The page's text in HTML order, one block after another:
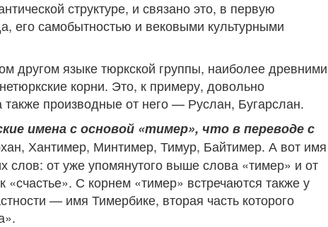
структуре, и связано это, в первую
его самобытностью и вековыми культурными
другом языке тюркской группы, наиболее древними
корни. Это, к примеру, довольно
производные от него — Руслан, Бугарслан.
имена с основой «тимер», что в переводе с
Хантимер, Минтимер, Тимур, Байтимер. А вот имя
слов: от уже упомянутого выше слова «тимер» и от
«счастье». С корнем «тимер» встречаются также у
— имя Тимербике, вторая часть которого